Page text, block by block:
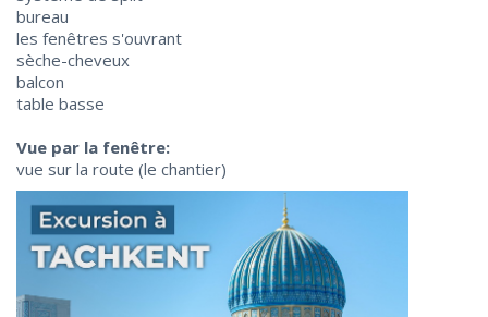
bureau
les fenêtres s'ouvrant
sèche-cheveux
balcon
table basse
Vue par la fenêtre:
vue sur la route (le chantier)